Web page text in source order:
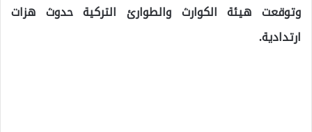
وتوقعت هيئة الكوارث والطوارئ التركية حدوث هزات
ارتدادية.